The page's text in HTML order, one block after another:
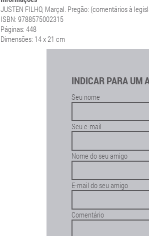
JUSTEN FILHO, Marçal. Pregão: (comentários à
ISBN: 9788575002315
Páginas: 448
Dimensões: 14 x 21 cm
INDICAR PARA UM
Seu nome
Seu e-mail
Nome do seu amigo
E-mail do seu amigo
Comentário